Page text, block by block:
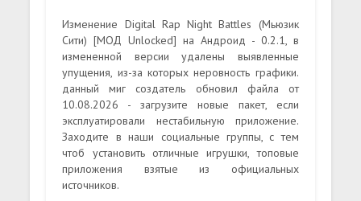
Изменение Digital Rap Night Battles (Мьюзик
Сити) [МОД Unlocked] на Андроид - 0.2.1, в
измененной версии удалены выявленные
упущения, из-за которых неровность графики.
данный миг создатель обновил файла от
10.08.2026 - загрузите новые пакет, если
эксплуатировали нестабильную приложение.
Заходите в наши социальные группы, с тем
чтоб установить отличные игрушки, топовые
приложения взятые из официальных
источников.